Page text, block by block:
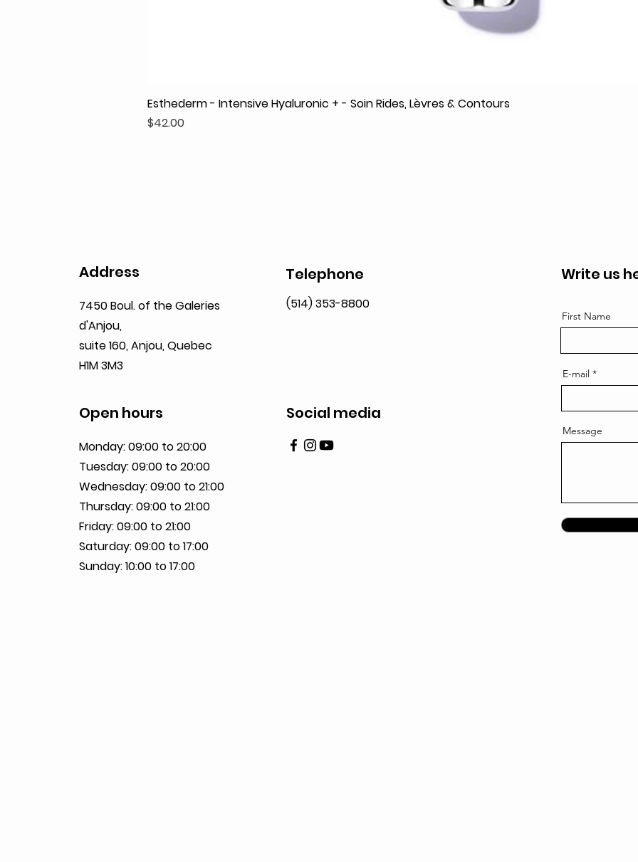
Quick View
Esthederm - Intensive Hyaluronic + - Soin Rides, Lèvres & Contours
Price
$42.00
Address
7450 Boul. of the Galeries
d'Anjou,
suite 160,Anjou, Quebec
H1M 3M3
Telephone
(514) 353-8800
Open hours
Monday: 09:00 to 20:00
Tuesday: 09:00 to 20:00
Wednesday: 09:00 to 21:00
Thursday: 09:00 to 21:00
Friday: 09:00 to 21:00
Saturday: 09:00 to 17:00
Sunday: 10:00 to 17:00
Social media
Write us
First Name
E-mail
Message